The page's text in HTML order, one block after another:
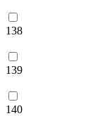
138
139
140